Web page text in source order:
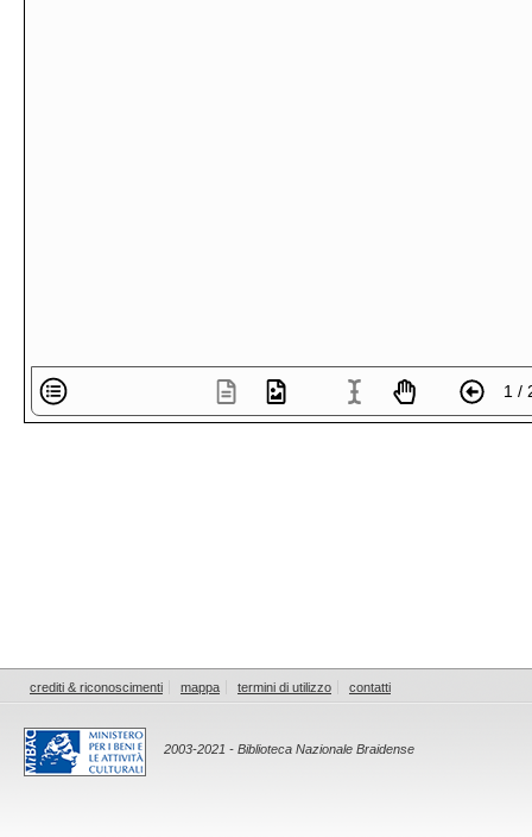
1 /
crediti & riconoscimenti mappa termini di utilizzo contatti
2003-2021 - Biblioteca Nazionale Braidense